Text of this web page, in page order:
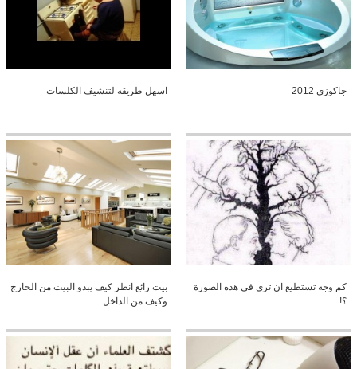
جاكوزي 2012 اسهل طريقه لتنشيف الكلسات
كم وجه تستطيع ان ترى في هذه الصورة
؟!
بيت رائع انظر كيف يبدو البيت من الخارج
وكيف من الداخل